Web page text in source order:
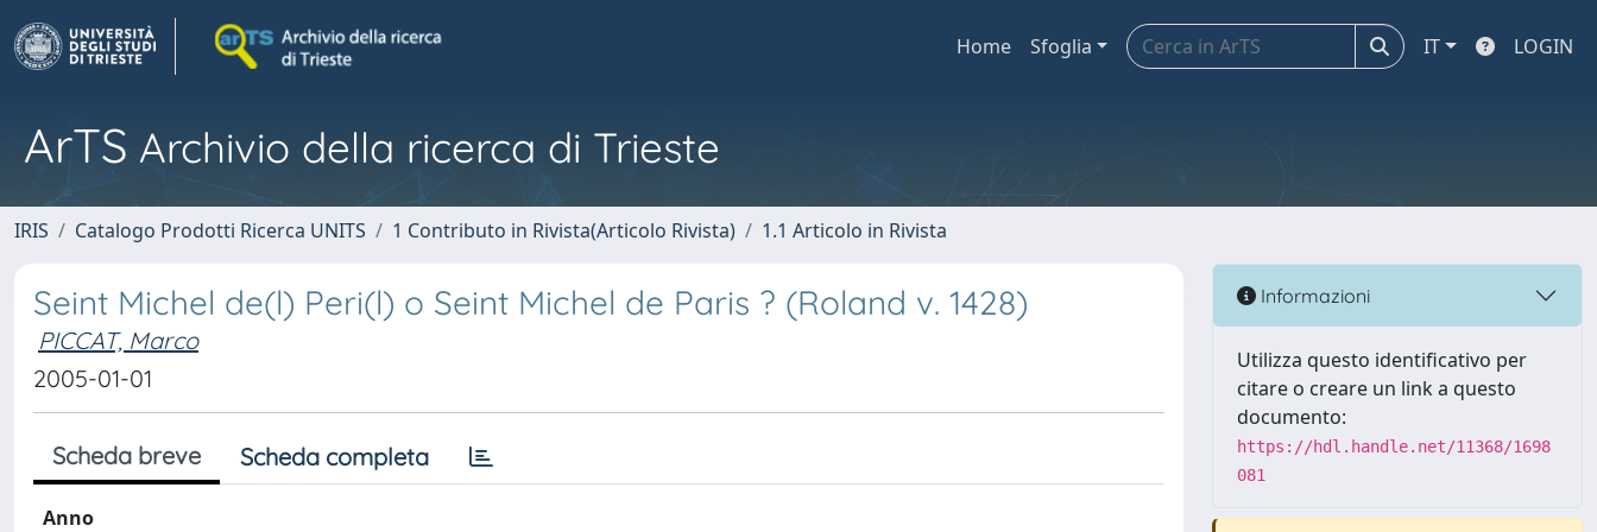
Home Sfoglia IT LOGIN
ArTS Archivio della ricerca di Trieste
IRIS Catalogo Prodotti Ricerca UNITS 1 Contributo in Rivista(Articolo Rivista) 1.1 Articolo in Rivista
Seint Michel de(l) Peri(l) o Seint Michel de Paris ? (Roland v. 1428)
PICCAT, Marco
2005-01-01
Scheda breve Scheda completa
Anno
Informazioni
Utilizza questo identificativo per
citare o creare un link a questo
documento:
https://hdl.handle.net/11368/1698
081